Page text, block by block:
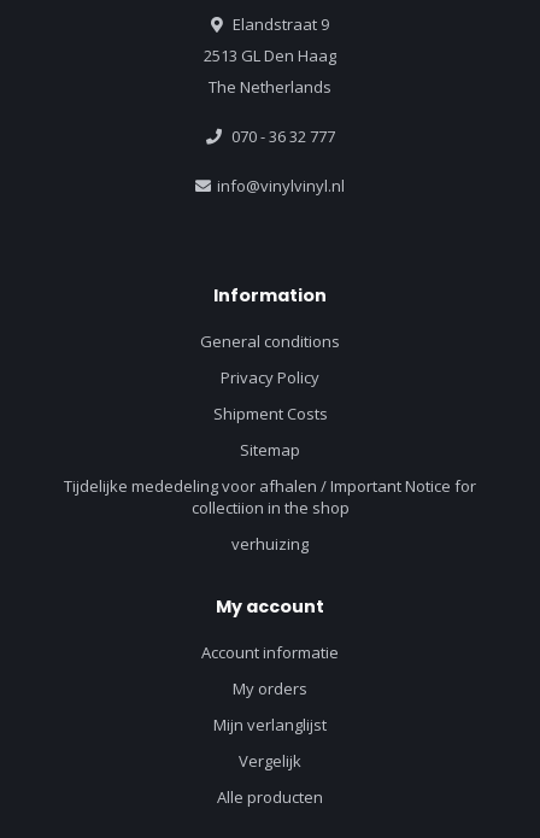
Elandstraat 9
2513 GL Den Haag
The Netherlands
070 - 36 32 777
info@vinylvinyl.nl
Information
General conditions
Privacy Policy
Shipment Costs
Sitemap
Tijdelijke mededeling voor afhalen / Important Notice for
collectiion in the shop
verhuizing
My account
Account informatie
My orders
Mijn verlanglijst
Vergelijk
Alle producten